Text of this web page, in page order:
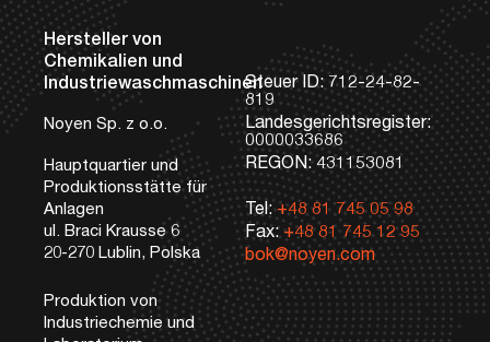
Hersteller von
Chemikalien und
Industriewaschmaschinen
Noyen Sp. z o.o.
Hauptquartier und
Produktionsstätte für
Anlagen
ul. Braci Krausse 6
20-270 Lublin, Polska
Produktion von
Industriechemie und
Steuer ID: 712-24-82-
819
Landesgerichtsregister:
0000033686
REGON: 431153081
Tel:+48 81 745 05 98
Fax: +48 81 745 12 95
bok@noyen.com